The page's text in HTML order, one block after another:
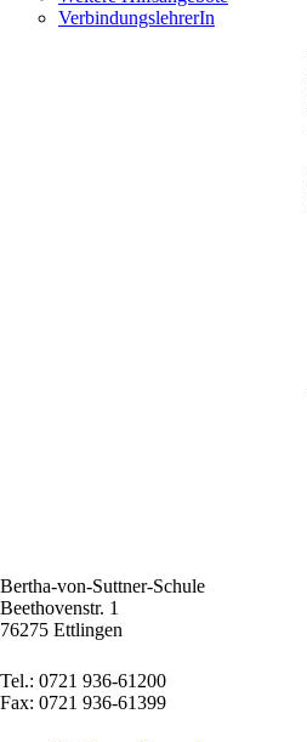
VerbindungslehrerIn
Bertha-von-Suttner-Schule
Beethovenstr. 1
76275 Ettlingen
Tel.: 0721 936-61200
Fax: 0721 936-61399